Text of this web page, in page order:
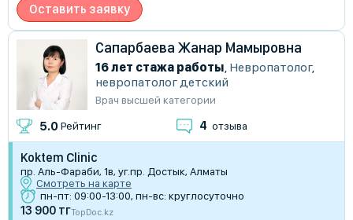
Оставить заявку
Сапарбаева Жанар Мамыровна
16 лет стажа работы, Невропатолог,
невропатолог детский
Врач высшей категории
5.0 Рейтинг 4 отзыва
Koktem Clinic
пр. Аль-Фараби, 1в, уг.пр. Достык, Алматы
Смотреть на карте
пн-пт: 09:00-13:00, пн-вс: круглосуточно
13 900 тгTopDoc.kz